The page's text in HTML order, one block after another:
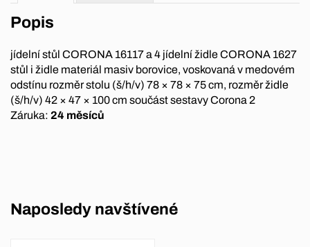
Popis
jídelní stůl CORONA 16117 a 4 jídelní židle CORONA 1627
stůl i židle materiál masiv borovice, voskovaná v medovém
odstínu rozměr stolu (š/h/v) 78 × 78 × 75 cm, rozměr židle
(š/h/v) 42 × 47 × 100 cm součást sestavy Corona 2
Záruka: 24 měsíců
Naposledy navštívené